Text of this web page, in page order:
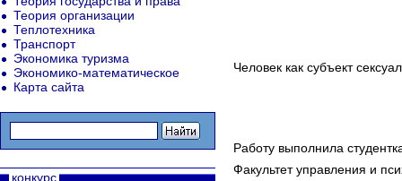
Человек как субъект
Работу выполнила
Факультет управления и
Теория организации
Теплотехника
Транспорт
Экономика туризма
Экономико-математическое
Карта сайта
конкурс